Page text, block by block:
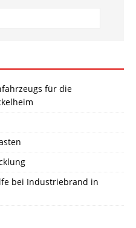
für die
bei Industriebrand in